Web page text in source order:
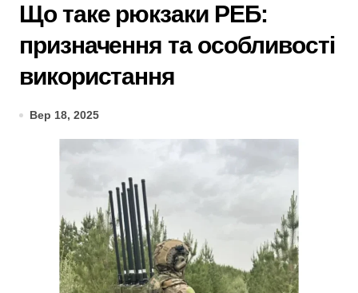
Що таке рюкзаки РЕБ:
призначення та особливості
використання
Вер 18, 2025